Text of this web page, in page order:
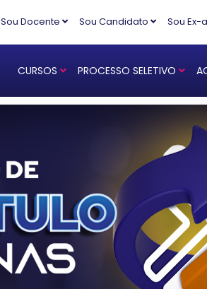
Sou Docente Sou Candidato Sou Ex-
CURSOS PROCESSO SELETIVO